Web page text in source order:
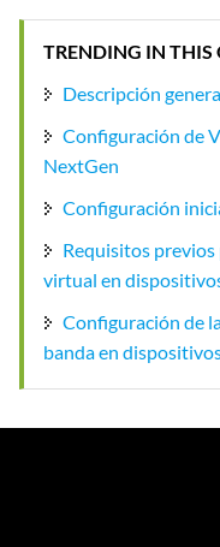
TRENDING IN THIS
Descripción
Configuración de
NextGen
Configuración
Requisitos
virtual en
Configuración de
banda en